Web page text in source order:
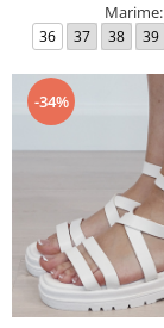
Marime:
36 37 38 39
-34%